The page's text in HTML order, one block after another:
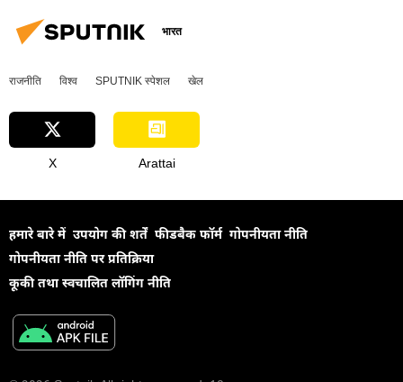
भारत
राजनीति विश्व SPUTNIK स्पेशल खेल
X Arattai
हमारे बारे में उपयोग की शर्तें फीडबैक फॉर्म गोपनीयता नीति
गोपनीयता नीति पर प्रतिक्रिया
कूकी तथा स्वचालित लॉगिंग नीति